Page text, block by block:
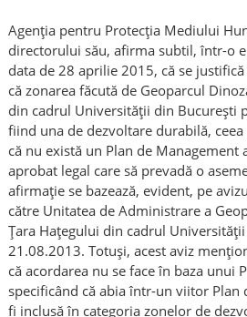
Agenția pentru Protecția Mediului
directorului său, afirma subtil, într-o
data de 28 aprilie 2015, că se
că zonarea făcută de Geoparcul
din cadrul Universității din București
fiind una de dezvoltare durabilă, ceea
că nu există un Plan de Management
aprobat legal care să prevadă o
afirmație se bazează, evident, pe
către Unitatea de Administrare a
Țara Hațegului din cadrul
21.08.2013. Totuși, acest aviz
că acordarea nu se face în baza unui
specificând că abia într-un viitor Plan
fi inclusă în categoria zonelor de